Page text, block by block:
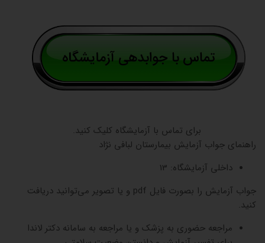
برای تماس با آزمایشگاه کلیک کنید.
راهنمای جواب آزمایش بیمارستان لبافی نژاد
داخلی آزمایشگاه: 13
جواب آزمایش را بصورت فایل pdf و یا تصویر می‌توانید دریافت
کنید.
مراجعه حضوری به پزشک و یا مراجعه به سامانه دکتر لاندا